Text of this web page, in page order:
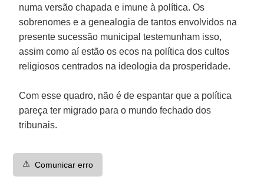
numa versão chapada e imune à política. Os
sobrenomes e a genealogia de tantos envolvidos na
presente sucessão municipal testemunham isso,
assim como aí estão os ecos na política dos cultos
religiosos centrados na ideologia da prosperidade.
Com esse quadro, não é de espantar que a política
pareça ter migrado para o mundo fechado dos
tribunais.
⚠️ Comunicar erro